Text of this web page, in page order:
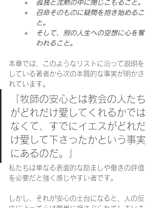
孤独と沈黙の中に閉じこもること。
召命そのものに疑問を抱き始めるこ
と。
そして、別の人生への空想に心を奪
われること。
本章では、このようなリストに沿って説明を
している著者から次の本質的な事実が明かさ
れています。
「牧師の安心とは教会の人たち
がどれだけ愛してくれるかでは
なくて、すでにイエスがどれだ
け愛して下さったかという事実
にあるのだ。」
私たちは単なる表面的な励ましや働きの評価
を必要だと強く感じやすい者です。
しかし、それが安心の土台になると、人の反